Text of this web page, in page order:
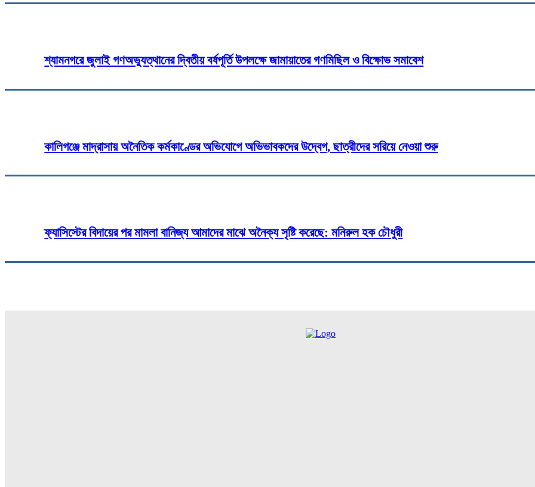
শ্যামনগরে জুলাই গণঅভ্যুত্থানের দ্বিতীয় বর্ষপূর্তি উপলক্ষে জামায়াতের গণমিছিল ও বিক্ষোভ সমাবেশ
কালিগঞ্জে মাদ্রাসায় অনৈতিক কর্মকাণ্ডের অভিযোগে অভিভাবকদের উদ্বেগ, ছাত্রীদের সরিয়ে নেওয়া শুরু
ফ্যাসিস্টের বিদায়ের পর মামলা বানিজ্য আমাদের মাঝে অনৈক্য সৃষ্টি করেছে: মনিরুল হক চৌধুরী